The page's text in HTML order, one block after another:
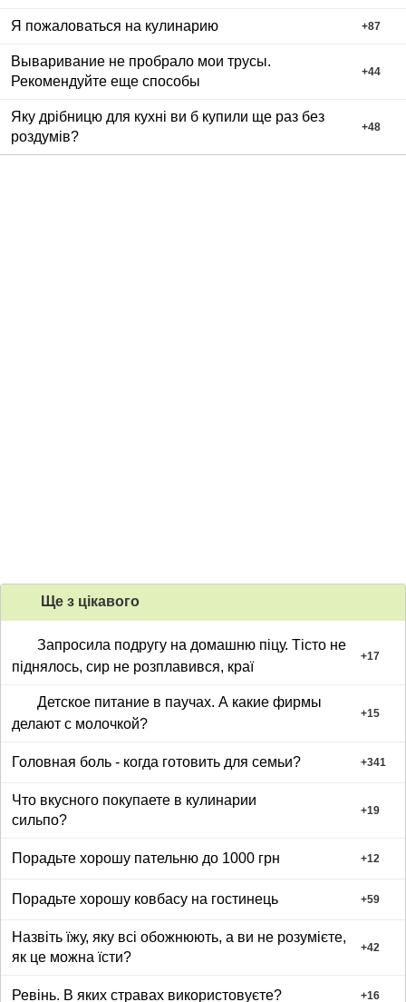
Я пожаловаться на кулинарию +87
Вываривание не пробрало мои трусы.
Рекомендуйте еще способы
+44
Яку дрібницю для кухні ви б купили ще раз без
роздумів?
+48
Ще з цiкавого
Запросила подругу на домашню піцу. Тісто не
піднялось, сир не розплавився, краї
+17
Детское питание в паучах. А какие фирмы
делают с молочкой?
+15
Головная боль - когда готовить для семьи? +341
Что вкусного покупаете в кулинарии
сильпо?
+19
Порадьте хорошу пательню до 1000 грн +12
Порадьте хорошу ковбасу на гостинець +59
Назвіть їжу, яку всі обожнюють, а ви не розумієте,
як це можна їсти?
+42
Ревінь. В яких стравах використовуєте? +16